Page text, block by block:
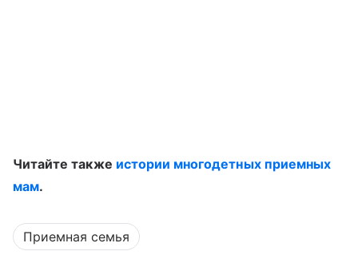
Читайте также истории многодетных приемных
мам.
Приемная семья